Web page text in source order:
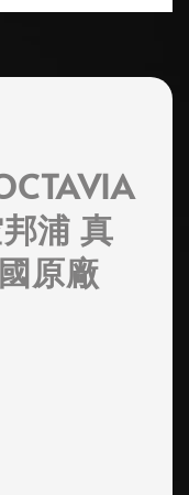
浦 真
原廠